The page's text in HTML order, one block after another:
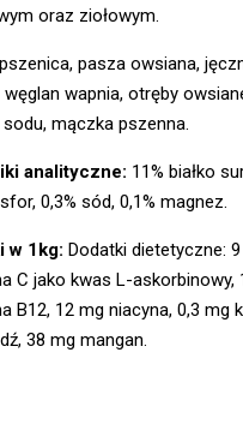
oraz ziołowym.
pszenica, pasza owsiana,
węglan wapnia, otręby
mączka pszenna.
analityczne: 11% białko
0,3% sód, 0,1% magnez.
w 1kg: Dodatki dietetyczne:
C jako kwas L-askorbinowy,
B12, 12 mg niacyna, 0,3 mg
38 mg mangan.